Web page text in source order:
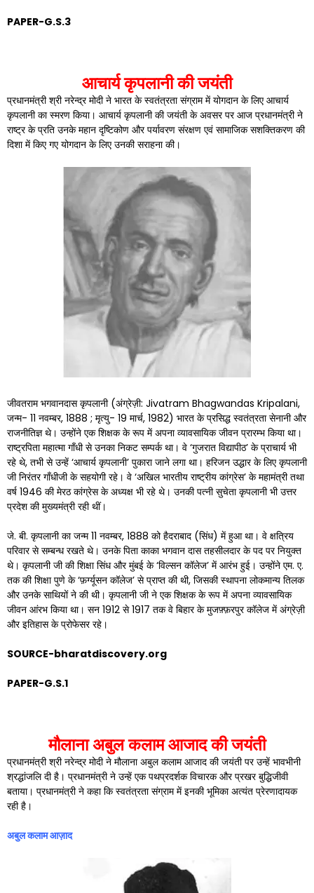
PAPER-G.S.3
आचार्य कृपलानी की जयंती
प्रधानमंत्री श्री नरेन्द्र मोदी ने भारत के स्वतंत्रता संग्राम में योगदान के लिए आचार्य
कृपलानी का स्मरण किया। आचार्य कृपलानी की जयंती के अवसर पर आज प्रधानमंत्री ने
राष्ट्र के प्रति उनके महान दृष्टिकोण और पर्यावरण संरक्षण एवं सामाजिक सशक्तिकरण की
दिशा में किए गए योगदान के लिए उनकी सराहना की।
जीवतराम भगवानदास कृपलानी (अंग्रेज़ी: Jivatram Bhagwandas Kripalani,
जन्म- 11 नवम्बर, 1888 ; मृत्यु- 19 मार्च, 1982) भारत के प्रसिद्ध स्वतंत्रता सेनानी और
राजनीतिज्ञ थे। उन्होंने एक शिक्षक के रूप में अपना व्यावसायिक जीवन प्रारम्भ किया था।
राष्ट्रपिता महात्मा गाँधी से उनका निकट सम्पर्क था। वे ‘गुजरात विद्यापीठ’ के प्राचार्य भी
रहे थे, तभी से उन्हें ‘आचार्य कृपलानी’ पुकारा जाने लगा था। हरिजन उद्धार के लिए कृपलानी
जी निरंतर गाँधीजी के सहयोगी रहे। वे ‘अखिल भारतीय राष्ट्रीय कांग्रेस’ के महामंत्री तथा
वर्ष 1946 की मेरठ कांग्रेस के अध्यक्ष भी रहे थे। उनकी पत्नी सुचेता कृपलानी भी उत्तर
प्रदेश की मुख्यमंत्री रही थीं।
जे. बी. कृपलानी का जन्म 11 नवम्बर, 1888 को हैदराबाद (सिंध) में हुआ था। वे क्षत्रिय
परिवार से सम्बन्ध रखते थे। उनके पिता काका भगवान दास तहसीलदार के पद पर नियुक्त
थे। कृपलानी जी की शिक्षा सिंध और मुंबई के ‘विल्सन कॉलेज’ में आरंभ हुई। उन्होंने एम. ए.
तक की शिक्षा पुणे के ‘फ़र्ग्यूसन कॉलेज’ से प्राप्त की थी, जिसकी स्थापना लोकमान्य तिलक
और उनके साथियों ने की थी। कृपलानी जी ने एक शिक्षक के रूप में अपना व्यावसायिक
जीवन आंरभ किया था। सन 1912 से 1917 तक वे बिहार के मुजफ़्फ़रपुर कॉलेज में अंग्रेज़ी
और इतिहास के प्रोफेसर रहे।
SOURCE-bharatdiscovery.org
PAPER-G.S.1
मौलाना अबुल कलाम आजाद की जयंती
प्रधानमंत्री श्री नरेन्द्र मोदी ने मौलाना अबुल कलाम आजाद की जयंती पर उन्हें भावभीनी
श्रद्धांजलि दी है। प्रधानमंत्री ने उन्हें एक पथप्रदर्शक विचारक और प्रखर बुद्धिजीवी
बताया। प्रधानमंत्री ने कहा कि स्वतंत्रता संग्राम में इनकी भूमिका अत्‍यंत प्रेरणादायक
रही है।
अबुल कलाम आज़ाद